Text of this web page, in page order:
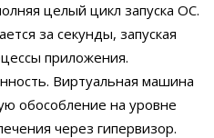
целый цикл запуска ОС.
за секунды, запуская
приложения.
Виртуальная машина
обособление на уровне
через гипервизор.